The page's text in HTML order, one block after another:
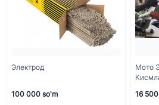
Электрод
100 000 so'm
Мото Электрон Эхтиҳёт
16